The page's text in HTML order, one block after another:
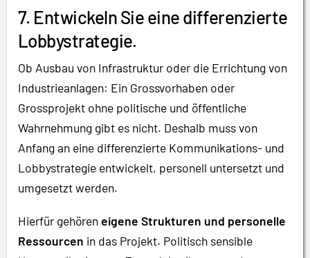
7. Entwickeln Sie eine differenzierte
Lobbystrategie.
Ob Ausbau von Infrastruktur oder die Errichtung von
Industrieanlagen: Ein Grossvorhaben oder
Grossprojekt ohne politische und öffentliche
Wahrnehmung gibt es nicht. Deshalb muss von
Anfang an eine differenzierte Kommunikations- und
Lobbystrategie entwickelt, personell untersetzt und
umgesetzt werden.
Hierfür gehöreneigene Strukturen und personelle
Ressourcen in das Projekt. Politisch sensible